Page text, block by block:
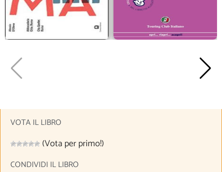
VOTA IL LIBRO
(Vota per primo!)
CONDIVIDI IL LIBRO